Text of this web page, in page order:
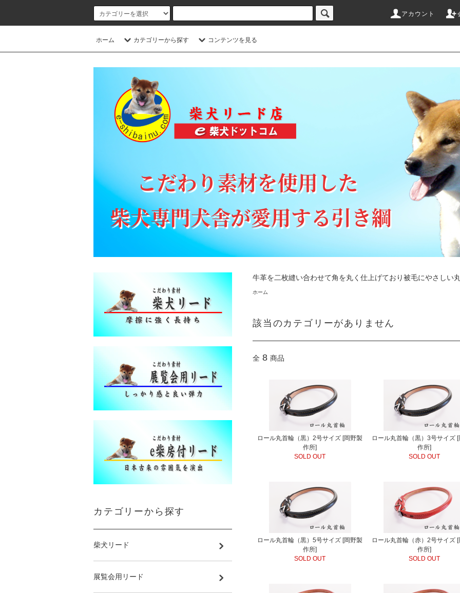
アカウント
ホーム カテゴリーから探す コンテンツを見る
牛革を二枚縫い合わせて角を丸く仕上げており被毛にやさしい丸
ホーム
該当のカテゴリーがありません
全 8 商品
ロール丸首輪（黒）2号サイズ [岡野製
作所]
SOLD OUT
ロール丸首輪（黒）3号サイズ
作所]
SOLD OUT
ロール丸首輪（黒）5号サイズ [岡野製
作所]
SOLD OUT
ロール丸首輪（赤）2号サイズ
作所]
SOLD OUT
カテゴリーから探す
柴犬リード
展覧会用リード